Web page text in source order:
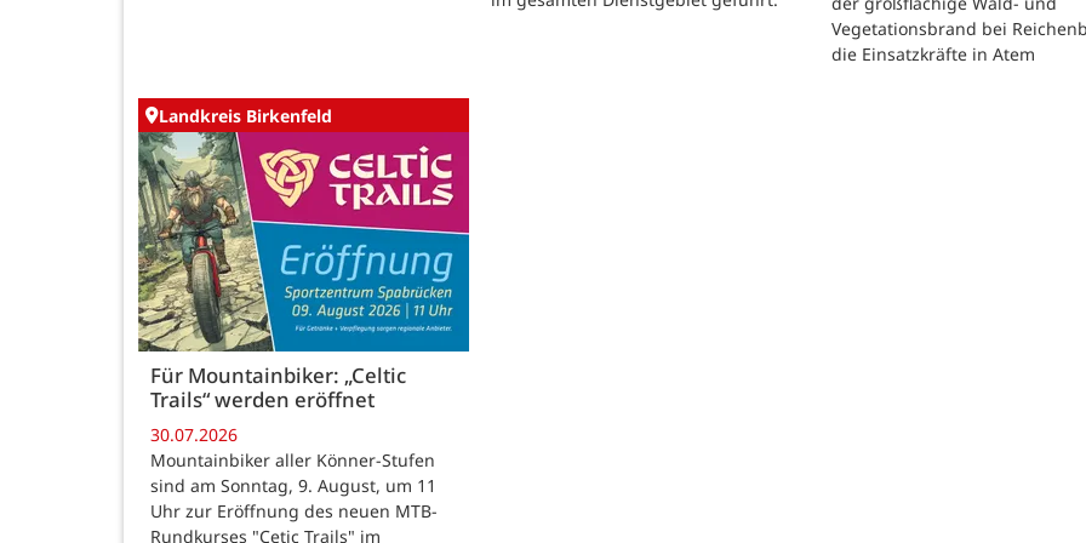
Vegetationsbrand bei
die Einsatzkräfte in Atem
Landkreis Birkenfeld
Für Mountainbiker: „Celtic
Trails“ werden eröffnet
30.07.2026
Mountainbiker aller Könner-Stufen
sind am Sonntag, 9. August, um 11
Uhr zur Eröffnung des neuen MTB-
Rundkurses "Cetic Trails" im